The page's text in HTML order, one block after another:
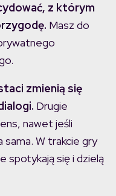
z którym
Masz do
zmienią się
Drugie
nawet jeśli
sama. W trakcie gry
spotykają się i dzielą